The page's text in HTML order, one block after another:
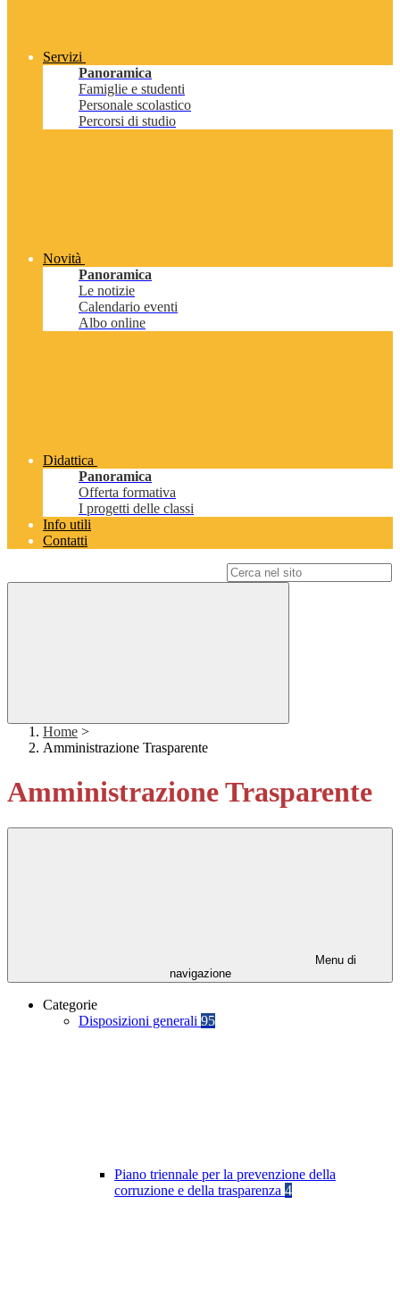
Servizi
Panoramica
Famiglie e studenti
Personale scolastico
Percorsi di studio
Novità
Panoramica
Le notizie
Calendario eventi
Albo online
Didattica
Panoramica
Offerta formativa
I progetti delle classi
Info utili
Contatti
Home >
Amministrazione Trasparente
Amministrazione Trasparente
Menu di
navigazione
Categorie
Disposizioni generali 95
Piano triennale per la prevenzione della
corruzione e della trasparenza 4